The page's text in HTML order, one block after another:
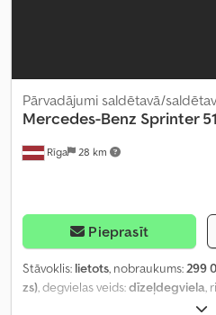
Rīga 28 km
Pārvadājumi saldētavā/
Mercedes-Benz Sprinter
Pieprasīt
Stāvoklis: lietots, nobraukums:299
zs), degvielas veids:dīzeļdegviela,